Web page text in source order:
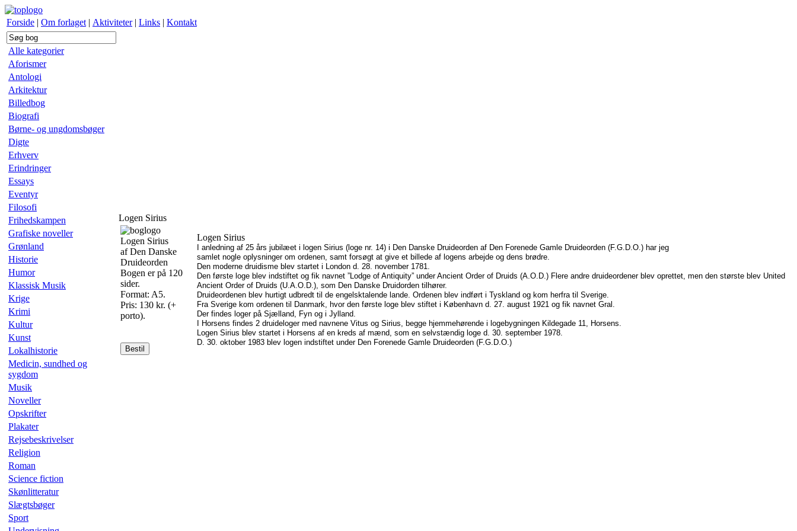
Forside | Om forlaget | Aktiviteter | Links | Kontakt
Alle kategorier
Aforismer
Antologi
Arkitektur
Billedbog
Biografi
Børne- og ungdomsbøger
Digte
Erhverv
Erindringer
Essays
Eventyr
Filosofi
Frihedskampen
Grafiske noveller
Grønland
Historie
Humor
Klassisk Musik
Krige
Krimi
Kultur
Kunst
Lokalhistorie
Medicin, sundhed og
sygdom
Musik
Noveller
Opskrifter
Plakater
Rejsebeskrivelser
Religion
Roman
Science fiction
Skønlitteratur
Slægtsbøger
Sport
Logen Sirius
Logen Sirius
af Den Danske
Druideorden
Bogen er på 120
sider.
Format: A5.
Pris: 130 kr. (+
porto).
Bestil
Logen Sirius
I anledning af 25 års jubilæet i logen Sirius (loge nr. 14) i Den Danske Druideorden af Den Forenede Gamle Druideorden (F.G.D.O.) har jeg
samlet nogle oplysninger om ordenen, samt forsøgt at give et billede af logens arbejde og dens brødre.
Den moderne druidisme blev startet i London d. 28. november 1781.
Den første loge blev indstiftet og fik navnet ”Lodge of Antiquity” under Ancient Order of Druids (A.O.D.) Flere andre druideordener blev oprettet, men den største blev United
Ancient Order of Druids (U.A.O.D.), som Den Danske Druidorden tilhører.
Druideordenen blev hurtigt udbredt til de engelsktalende lande. Ordenen blev indført i Tyskland og kom herfra til Sverige.
Fra Sverige kom ordenen til Danmark, hvor den første loge blev stiftet i København d. 27. august 1921 og fik navnet Gral.
Der findes loger på Sjælland, Fyn og i Jylland.
I Horsens findes 2 druideloger med navnene Vitus og Sirius, begge hjemmehørende i logebygningen Kildegade 11, Horsens.
Logen Sirius blev startet i Horsens af en kreds af mænd, som en selvstændig loge d. 30. september 1978.
D. 30. oktober 1983 blev logen indstiftet under Den Forenede Gamle Druideorden (F.G.D.O.)